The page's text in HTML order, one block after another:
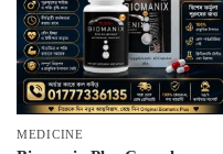
MEDICINE